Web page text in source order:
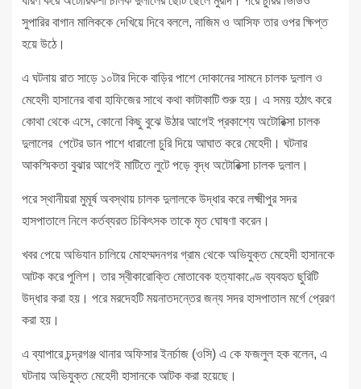
সুপারির বাগান মালিককে দেখিয়ে দিবে বললে, নাজিম ও আসিফ তার ওপর ক্ষিপ্ত
হয়ে উঠে।
এ ঘটনায় রাত সাড়ে ১০টার দিকে বাড়ির পাশে দোকানের সামনে চালক দুলাল ও
মেহেদী হাসানের বাবা হাফিজের সাথে কথা কাটাকাটি শুরু হয়। এ সময় হঠাৎ করে
কোথা থেকে এসে, কোনো কিছু বুঝে উঠার আগেই প্রকাশ্যে অটোরিক্সা চালক
দুলালের পেটের ডান পাশে ধারালো চুরি দিয়ে আঘাত করে মেহেদী। ঘটনার
আকস্মিকতা বুঝার আগেই মাটিতে লুটে পড়ে বৃদ্ধ অটোরিক্সা চালক দুলাল।
পরে স্থানীয়রা মুমূর্ষ অবস্থায় চালক দুলালকে উদ্ধার করে লক্ষ্মীপুর সদর
হাসপাতালে নিলে কর্তব্যরত চিকিৎসক তাকে মৃত ঘোষণা করেন।
খবর পেয়ে অভিযান চালিয়ে মোহম্মদনগর গ্রাম থেকে অভিযুক্ত মেহেদী হাসানকে
আটক করে পুলিশ। তার স্বীকারোক্তি মোতাবেক হত্যাকাণ্ডে ব্যবহৃত ছুরিটি
উদ্ধার করা হয়। পরে মরদেহটি ময়নাতদন্তের জন্য সদর হাসপাতাল মর্গে প্রেরণ
করা হয়।
এ ব্যাপারে চন্দ্রগঞ্জ থানার অফিসার ইনর্চাজ (ওসি) এ কে ফজলুল হক বলেন, এ
ঘটনায় অভিযুক্ত মেহেদী হাসানকে আটক করা হয়েছে।